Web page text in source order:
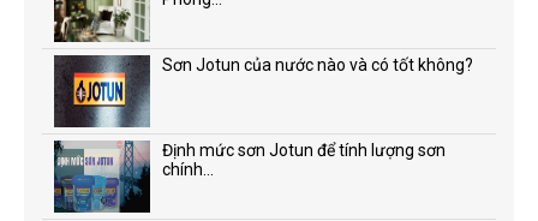
Sơn Jotun của nước nào và có tốt không?
Định mức sơn Jotun để tính lượng sơn
chính...